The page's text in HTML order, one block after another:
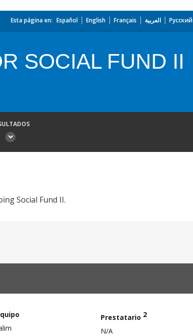
Esta página en: Español English Français العربية Русский
SOCIAL FUND II
Social Fund II.
Prestatario 2
N/A